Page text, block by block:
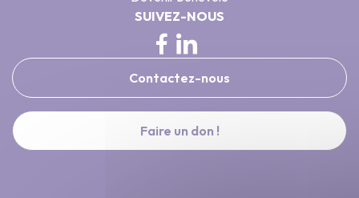
SUIVEZ-NOUS
Contactez-nous
Faire un don !